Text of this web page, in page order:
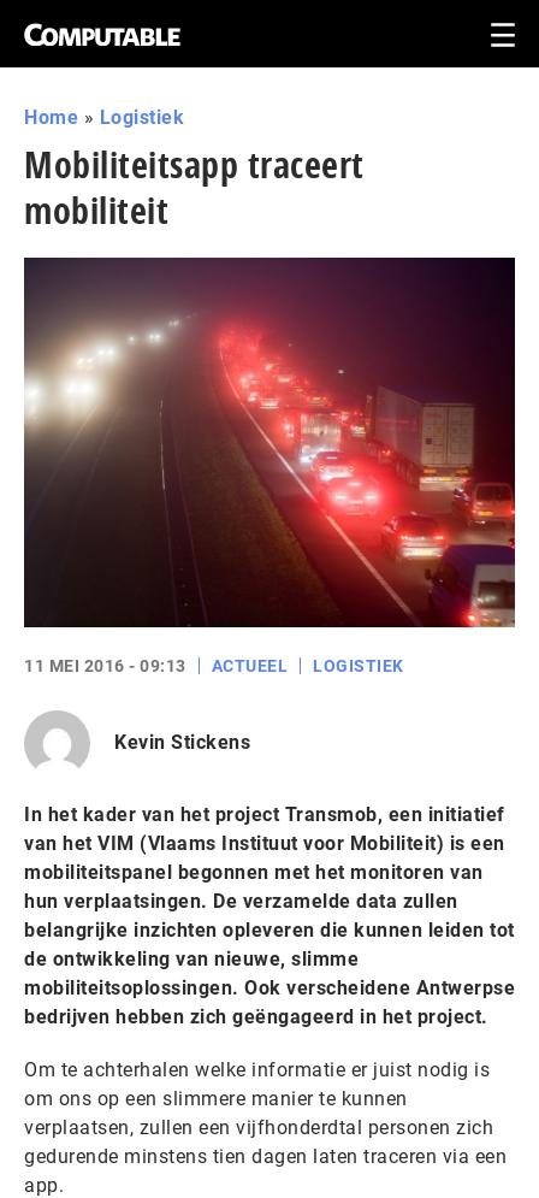
Home » Logistiek
Mobiliteitsapp traceert
mobiliteit
11 MEI 2016 - 09:13 ACTUEEL LOGISTIEK
Kevin Stickens
In het kader van het project Transmob, een initiatief
van het VIM (Vlaams Instituut voor Mobiliteit) is een
mobiliteitspanel begonnen met het monitoren van
hun verplaatsingen. De verzamelde data zullen
belangrijke inzichten opleveren die kunnen leiden tot
de ontwikkeling van nieuwe, slimme
mobiliteitsoplossingen. Ook verscheidene Antwerpse
bedrijven hebben zich geëngageerd in het project.
Om te achterhalen welke informatie er juist nodig is
om ons op een slimmere manier te kunnen
verplaatsen, zullen een vijfhonderdtal personen zich
gedurende minstens tien dagen laten traceren via een
app.